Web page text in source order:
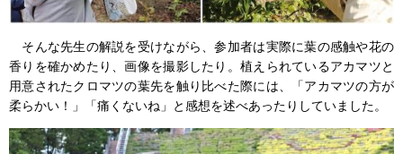
そんな先生の解説を受けながら、参加者は実際に葉の感触や花の
香りを確かめたり、画像を撮影したり。植えられているアカマツと
用意されたクロマツの葉先を触り比べた際には、「アカマツの方が
柔らかい！」「痛くないね」と感想を述べあったりしていました。